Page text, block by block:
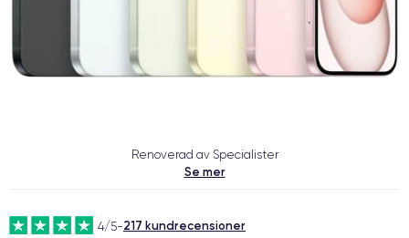
Renoverad av Specialister
Se mer
4/5-217 kundrecensioner